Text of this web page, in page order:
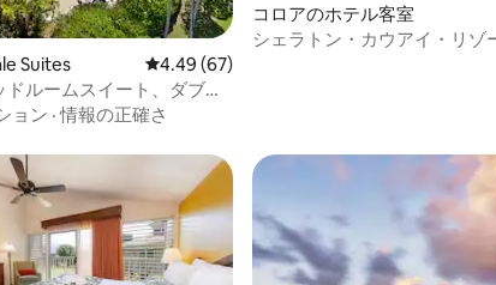
Suites レビュー67件、5つ星中4.49つ星の平均評価
4.49 (67)
ドルームスイート、ダブル
ファ付き
ョン ·情報の正確さ
コロアのホテル客室
シェラトン・カウアイ・リゾ